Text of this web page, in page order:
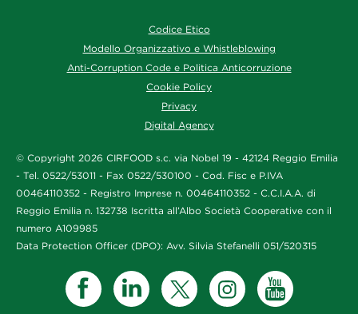
Codice Etico
Modello Organizzativo e Whistleblowing
Anti-Corruption Code e Politica Anticorruzione
Cookie Policy
Privacy
Digital Agency
© Copyright 2026 CIRFOOD s.c. via Nobel 19 - 42124 Reggio Emilia
- Tel. 0522/53011 - Fax 0522/530100 - Cod. Fisc e P.IVA
00464110352 - Registro Imprese n. 00464110352 - C.C.I.A.A. di
Reggio Emilia n. 132738 Iscritta all’Albo Società Cooperative con il
numero A109985
Data Protection Officer (DPO): Avv. Silvia Stefanelli 051/520315